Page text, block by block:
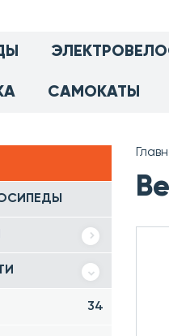
САМОКАТЫ
34